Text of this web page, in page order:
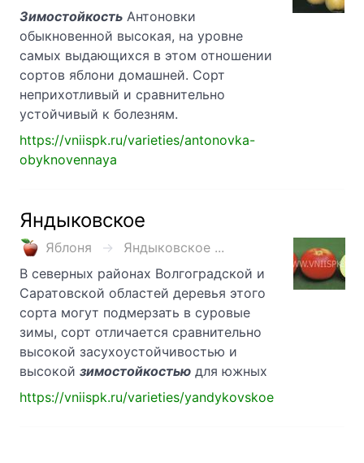
Зимостойкость Антоновки
обыкновенной высокая, на уровне
самых выдающихся в этом отношении
сортов яблони домашней. Сорт
неприхотливый и сравнительно
устойчивый к болезням.
https://vniispk.ru/varieties/antonovka-
obyknovennaya
Яндыковское
Яблоня
Яндыковское ...
В северных районах Волгоградской и
Саратовской областей деревья этого
сорта могут подмер­зать в суровые
зимы, сорт отличается сравнительно
высокой засухоустойчивостью и
высокой зимостойкостью для южных
https://vniispk.ru/varieties/yandykovskoe